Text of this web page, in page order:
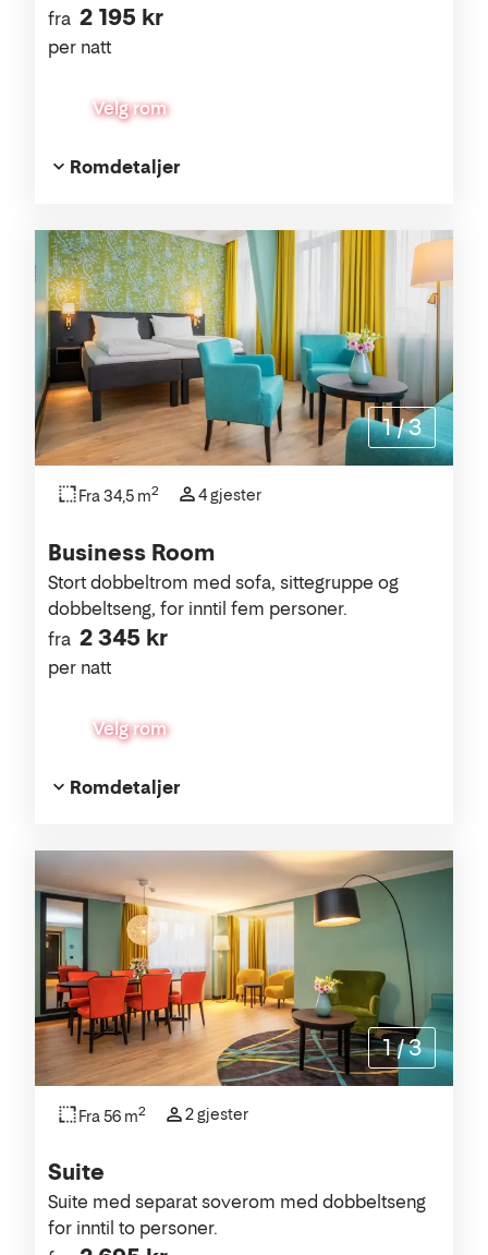
fra 2 195 kr
per natt
Velg rom
Romdetaljer
Business Room
fra 2 345 kr
per natt
Stort dobbeltrom med sofa, sittegruppe og
dobbeltseng, for inntil fem personer.
Velg rom
Fra 34,5 m2 4 gjester
Romdetaljer
1 /3
Suite
Suite med separat soverom med dobbeltseng
for inntil to personer.
Fra 56 m2 2 gjester
1 /3